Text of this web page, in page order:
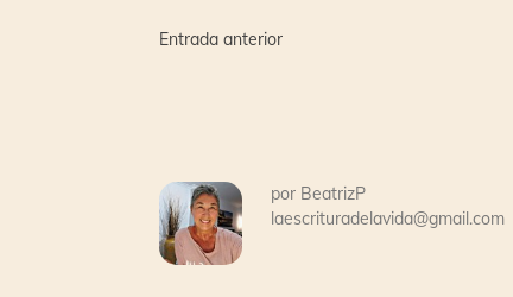
Navegación
Entrada anterior
por BeatrizP
laescrituradelavida@gmail.com